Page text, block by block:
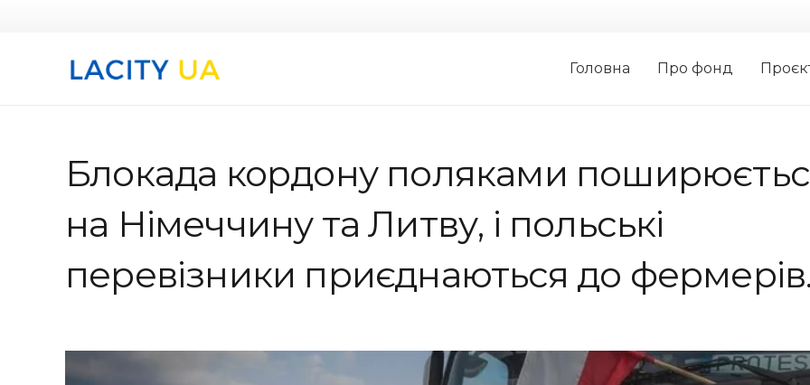
Головна Про фонд
Блокада кордону поляками
на Німеччину та Литву, і польські
перевізники приєднаються до